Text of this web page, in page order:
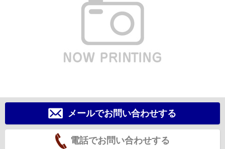
メールでお問い合わせする
電話でお問い合わせする